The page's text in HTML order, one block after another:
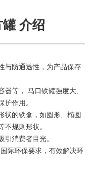
介绍
与防通透性，为产品保存
等， 马口铁罐强度大、
护作用。
的铁盒，如圆形、椭圆
不规则形状。
消费者目光。
际环保要求，有效解决环